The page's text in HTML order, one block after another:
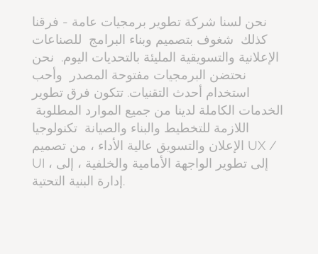
نحن لسنا شركة تطوير برمجيات عامة - فرقنا
كذلك شغوف بتصميم وبناء البرامج للصناعات
الإعلانية والتسويقية المليئة بالتحديات اليوم. نحن
نحتضن البرمجيات مفتوحة المصدر وأحب
استخدام أحدث التقنيات. تتكون فرق تطوير
الخدمات الكاملة لدينا من جميع الموارد المطلوبة
اللازمة للتخطيط والبناء والصيانة تكنولوجيا
الإعلان والتسويق عالية الأداء ، من تصميم UX /
UI ، إلى تطوير الواجهة الأمامية والخلفية ، إلى
إدارة البنية التحتية.